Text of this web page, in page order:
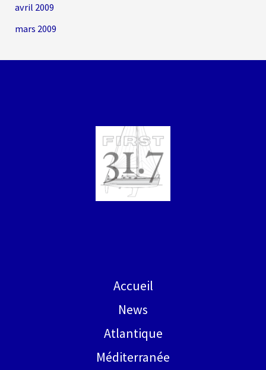
avril 2009
mars 2009
Accueil
News
Atlantique
Méditerranée